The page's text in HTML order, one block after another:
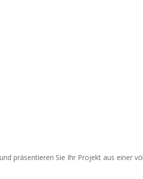
präsentieren Sie Ihr Projekt aus einer